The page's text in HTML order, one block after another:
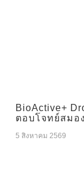
BioActive+
ตอบโจทย์สมอ
5 สิงหาคม 2569